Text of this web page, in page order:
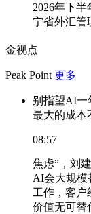
2026年下
宁省外汇管
金视点
Peak Point 更多
别指望AI一
最大的成本
08:57
焦虑”，刘
AI会大规模
工作，客户
价值无可替